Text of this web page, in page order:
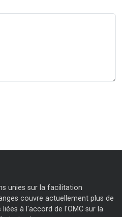
unies sur la facilitation
couvre actuellement plus de
à l'accord de l'OMC sur la